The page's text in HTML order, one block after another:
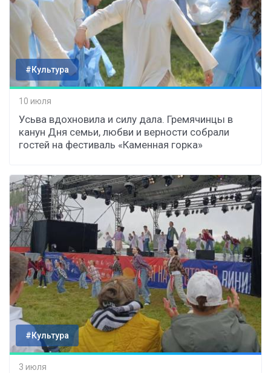
#Культура
10 июля
Усьва вдохновила и силу дала. Гремячинцы в
канун Дня семьи, любви и верности собрали
гостей на фестиваль «Каменная горка»
#Культура
3 июля